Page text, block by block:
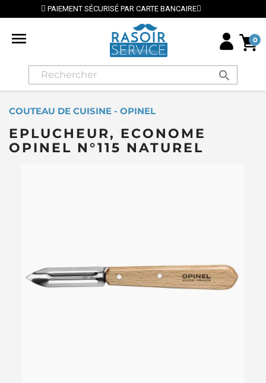
PAR CARTE BANCAIRE ⭐ LIVRAISON GRATUITE EN
 0
search
COUTEAU DE CUISINE - OPINEL
EPLUCHEUR, ECONOME
OPINEL N°115 NATUREL